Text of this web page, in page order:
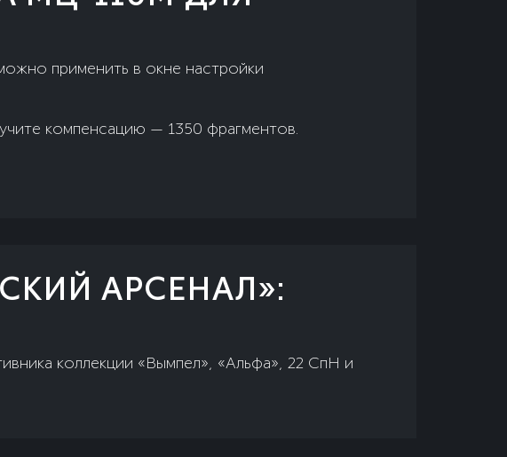
применить в окне настройки
компенсацию — 1350 фрагментов.
АРСЕНАЛ»:
коллекции «Вымпел», «Альфа», 22 СпН и